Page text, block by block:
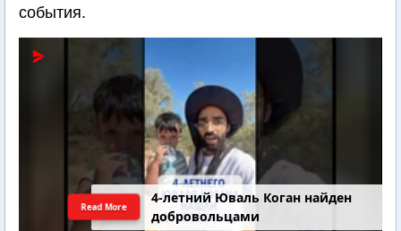
события.
4-летний Юваль Коган найден
добровольцами
Read More